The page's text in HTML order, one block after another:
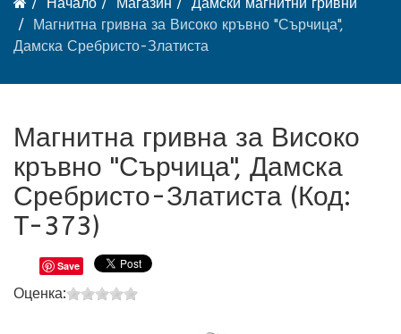
Магнитна гривна за Високо кръвно "Сърчица",
Дамска Сребристо-Златиста
Магнитна гривна за Високо
кръвно "Сърчица", Дамска
Сребристо-Златиста (Код:
T-373)
Save
Оценка: